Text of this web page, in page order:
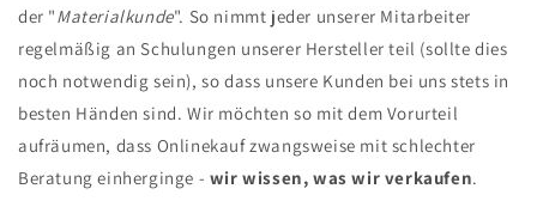
der "Materialkunde". So nimmt jeder unserer Mitarbeiter
regelmäßig an Schulungen unserer Hersteller teil (sollte dies
noch notwendig sein), so dass unsere Kunden bei uns stets in
besten Händen sind. Wir möchten so mit dem Vorurteil
aufräumen, dass Onlinekauf zwangsweise mit schlechter
Beratung einherginge - wir wissen, was wir verkaufen.